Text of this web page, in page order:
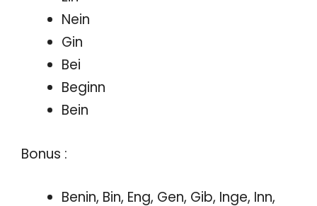
Nein
Gin
Bei
Beginn
Bein
Bonus :
Benin, Bin, Eng, Gen, Gib, Inge, Inn,